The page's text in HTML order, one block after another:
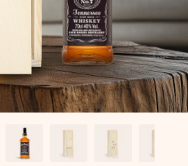
corazón. Sin complicaciones, solo